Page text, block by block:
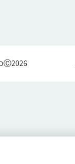
Ⓒ2026כל הזכויות שמורות